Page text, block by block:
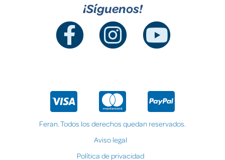
¡Síguenos!
Feran. Todos los derechos quedan reservados.
Aviso legal
Política de privacidad